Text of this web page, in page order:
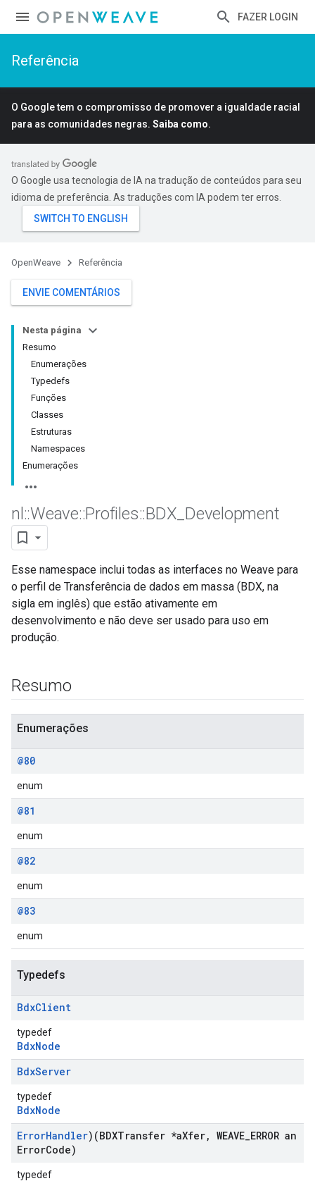
FAZER LOGIN
Referência
O Google tem o compromisso de promover a igualdade racial
para as comunidades negras. Saiba como.
O Google usa tecnologia de IA na tradução de conteúdos para seu
idioma de preferência. As traduções com IA podem ter erros.
OpenWeave Referência
ENVIE COMENTÁRIOS
Nesta página
Resumo
Enumerações
Typedefs
Funções
Classes
Estruturas
Namespaces
Enumerações
nl ::Weave::Profiles::BDX Development
Esse namespace inclui todas as interfaces no Weave para
o perfil de Transferência de dados em massa (BDX, na
sigla em inglês) que estão ativamente em
desenvolvimento e não deve ser usado para uso em
produção.
Resumo
Enumerações
@80
enum
@81
enum
@82
enum
@83
enum
Typedefs
BdxClient
typedef
BdxNode
BdxServer
typedef
BdxNode
ErrorHandler)(BDXTransfer *aXfer, WEAVE ERROR an
ErrorCode)
typedef